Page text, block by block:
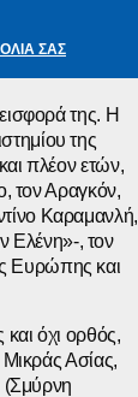
ΣΑΣ
της. Η
της
πλέον ετών,
τον Αραγκόν,
Καραμανλή,
Ελένη»-, τον
Ευρώπης και
όχι ορθός,
Μικράς Ασίας,
(Σμύρνη